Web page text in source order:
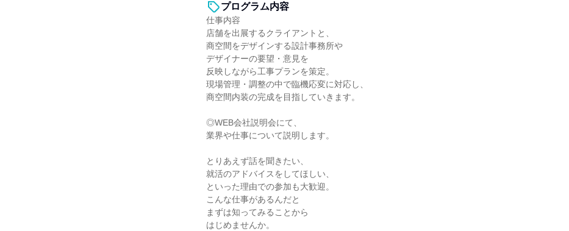
プログラム内容
仕事内容
店舗を出展するクライアントと、
商空間をデザインする設計事務所や
デザイナーの要望・意見を
反映しながら工事プランを策定。
現場管理・調整の中で臨機応変に対応し、
商空間内装の完成を目指していきます。
◎WEB会社説明会にて、
業界や仕事について説明します。
とりあえず話を聞きたい、
就活のアドバイスをしてほしい、
といった理由での参加も大歓迎。
こんな仕事があるんだと
まずは知ってみることから
はじめませんか。